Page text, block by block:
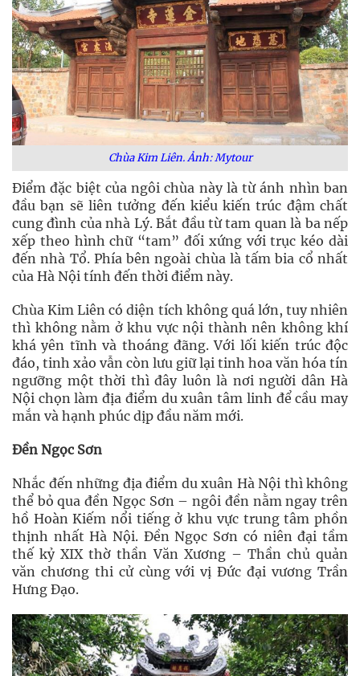
Chùa Kim Liên. Ảnh: Mytour
Điểm đặc biệt của ngôi chùa này là từ ánh nhìn ban
đầu bạn sẽ liên tưởng đến kiểu kiến trúc đậm chất
cung đình của nhà Lý. Bắt đầu từ tam quan là ba nếp
xếp theo hình chữ “tam” đối xứng với trục kéo dài
đến nhà Tổ. Phía bên ngoài chùa là tấm bia cổ nhất
của Hà Nội tính đến thời điểm này.
Chùa Kim Liên có diện tích không quá lớn, tuy nhiên
thì không nằm ở khu vực nội thành nên không khí
khá yên tĩnh và thoáng đãng. Với lối kiến trúc độc
đáo, tinh xảo vẫn còn lưu giữ lại tinh hoa văn hóa tín
ngưỡng một thời thì đây luôn là nơi người dân Hà
Nội chọn làm địa điểm du xuân tâm linh để cầu may
mắn và hạnh phúc dịp đầu năm mới.
Đền Ngọc Sơn
Nhắc đến những địa điểm du xuân Hà Nội thì không
thể bỏ qua đền Ngọc Sơn – ngôi đền nằm ngay trên
hồ Hoàn Kiếm nổi tiếng ở khu vực trung tâm phồn
thịnh nhất Hà Nội. Đền Ngọc Sơn có niên đại tầm
thế kỷ XIX thờ thần Văn Xương – Thần chủ quản
văn chương thi cử cùng với vị Đức đại vương Trần
Hưng Đạo.